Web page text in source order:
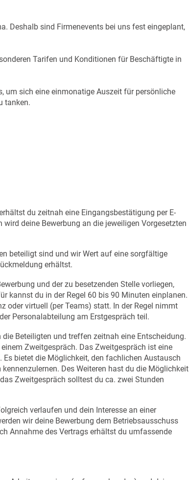
Deshalb sind Firmenevents bei uns fest eingeplant,
Tarifen und Konditionen für Beschäftigte in
um sich eine einmonatige Auszeit für persönliche
tanken.
du zeitnah eine Eingangsbestätigung per E-
deine Bewerbung an die jeweiligen Vorgesetzten
beteiligt sind und wir Wert auf eine sorgfältige
erhältst.
und der zu besetzenden Stelle vorliegen,
kannst du in der Regel 60 bis 90 Minuten einplanen.
oder virtuell (per Teams) statt. In der Regel nimmt
Personalabteilung am Erstgespräch teil.
Beteiligten und treffen zeitnah eine Entscheidung.
Zweitgespräch. Das Zweitgespräch ist eine
bietet die Möglichkeit, den fachlichen Austausch
Des Weiteren hast du die Möglichkeit
Zweitgespräch solltest du ca. zwei Stunden
verlaufen und dein Interesse an einer
wir deine Bewerbung dem Betriebsausschuss
Annahme des Vertrags erhältst du umfassende